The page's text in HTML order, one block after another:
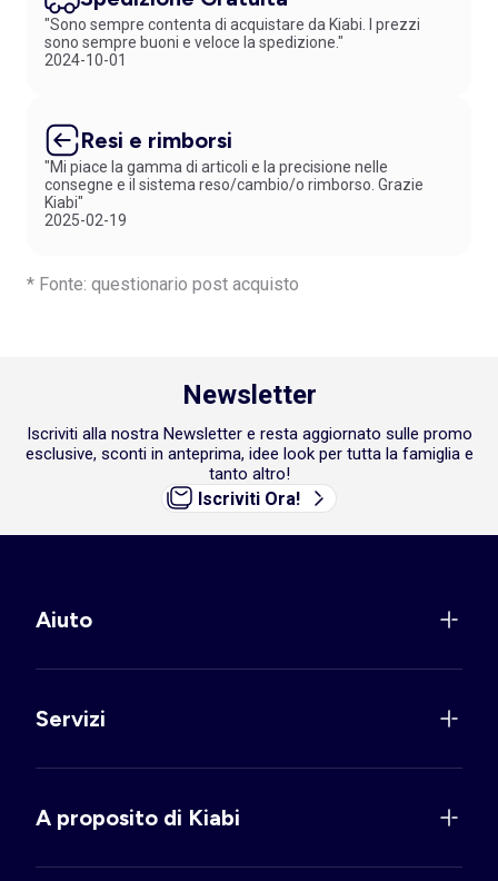
"Sono sempre contenta di acquistare da Kiabi. I prezzi
sono sempre buoni e veloce la spedizione."
2024-10-01
Resi e rimborsi
"Mi piace la gamma di articoli e la precisione nelle
consegne e il sistema reso/cambio/o rimborso. Grazie
Kiabi"
2025-02-19
* Fonte: questionario post acquisto
Newsletter
Iscriviti alla nostra Newsletter e resta aggiornato sulle promo
esclusive, sconti in anteprima, idee look per tutta la famiglia e
tanto altro!
Iscriviti Ora!
Aiuto
Servizi
A proposito di Kiabi